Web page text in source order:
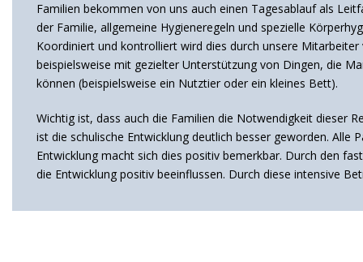
Familien bekommen von uns auch einen Tagesablauf als
der Familie, allgemeine Hygieneregeln und spezielle
Koordiniert und kontrolliert wird dies durch unsere
beispielsweise mit gezielter Unterstützung von Dingen, die
können (beispielsweise ein Nutztier oder ein kleines Bett).
Wichtig ist, dass auch die Familien die Notwendigkeit dieser
ist die schulische Entwicklung deutlich besser geworden.
Entwicklung macht sich dies positiv bemerkbar. Durch den
die Entwicklung positiv beeinflussen. Durch diese intensive